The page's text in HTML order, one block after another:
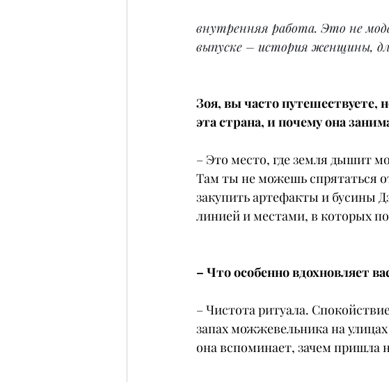
внутренняя работа. Это не
выпуске – история женщины,
Зоя, вы часто путешествуете,
эта страна, и почему она
– Это место, где земля дышит
Там ты не можешь спрятаться
закупить артефакты и бусины
линией и местами, в которых
– Что особенно вдохновляет
– Чистота ритуала.
запах можжевельника на
она вспоминает, зачем пришла